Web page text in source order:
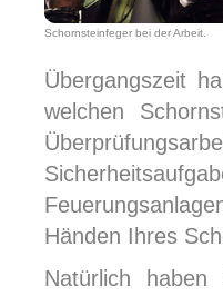
Schornsteinfeger bei der Arbeit.
Übergangszeit
welchen
Händen Ihres
Natürlich